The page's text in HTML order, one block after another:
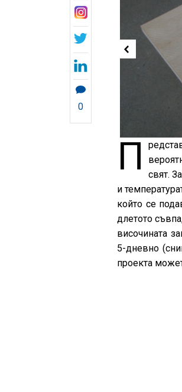
0
П
свят.
и
който се
длетото
височината
5-дневно
проекта